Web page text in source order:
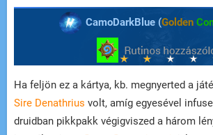
CamoDarkBlue (Golden
Ha feljön ez a kártya, kb. megnyerted a
Sire Denathrius volt, amíg egyesével
druidban pikkpakk végigviszed a három